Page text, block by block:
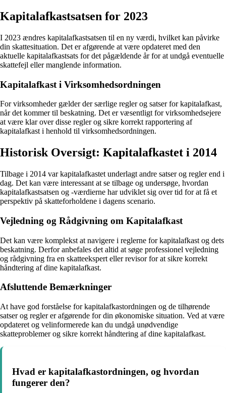
Kapitalafkastsatsen for 2023
I 2023 ændres kapitalafkastsatsen til en ny værdi, hvilket kan påvirke
din skattesituation. Det er afgørende at være opdateret med den
aktuelle kapitalafkastsats for det pågældende år for at undgå eventuelle
skattefejl eller manglende information.
Kapitalafkast i Virksomhedsordningen
For virksomheder gælder der særlige regler og satser for kapitalafkast,
når det kommer til beskatning. Det er væsentligt for virksomhedsejere
at være klar over disse regler og sikre korrekt rapportering af
kapitalafkast i henhold til virksomhedsordningen.
Historisk Oversigt: Kapitalafkastet i 2014
Tilbage i 2014 var kapitalafkastet underlagt andre satser og regler end i
dag. Det kan være interessant at se tilbage og undersøge, hvordan
kapitalafkastsatsen og -værdierne har udviklet sig over tid for at få et
perspektiv på skatteforholdene i dagens scenario.
Vejledning og Rådgivning om Kapitalafkast
Det kan være komplekst at navigere i reglerne for kapitalafkast og dets
beskatning. Derfor anbefales det altid at søge professionel vejledning
og rådgivning fra en skatteekspert eller revisor for at sikre korrekt
håndtering af dine kapitalafkast.
Afsluttende Bemærkninger
At have god forståelse for kapitalafkastordningen og de tilhørende
satser og regler er afgørende for din økonomiske situation. Ved at være
opdateret og velinformerede kan du undgå unødvendige
skatteproblemer og sikre korrekt håndtering af dine kapitalafkast.
Hvad er kapitalafkastordningen, og hvordan
fungerer den?